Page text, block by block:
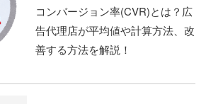
コンバージョン率(CVR)とは？広
告代理店が平均値や計算方法、改
善する方法を解説！